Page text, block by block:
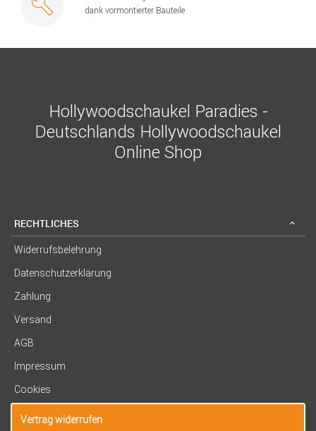
dank vormontierter Bauteile
Hollywoodschaukel Paradies -
Deutschlands Hollywoodschaukel
Online Shop
RECHTLICHES
Widerrufsbelehrung
Datenschutzerklärung
Zahlung
Versand
AGB
Impressum
Cookies
Vertrag widerrufen